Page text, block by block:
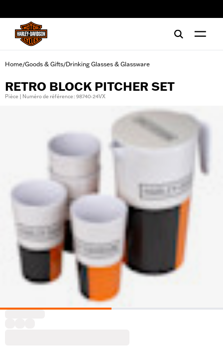
Home/Goods & Gifts/Drinking Glasses & Glassware
RETRO BLOCK PITCHER SET
Pièce | Numéro de référence : 98740-24VX